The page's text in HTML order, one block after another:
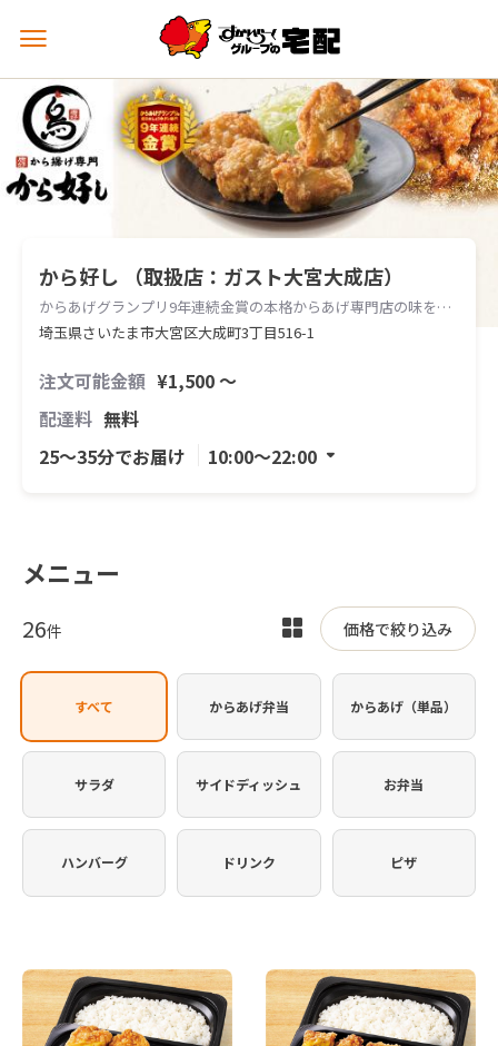
メ
ュ
ー
を
開
く
から好し （取扱店：ガスト大宮大成店）
からあげグランプリ9年連続金賞の本格からあげ専門店の味をお届けします。
埼玉県さいたま市大宮区大成町3丁目516-1
注文可能金額 ¥1,500 〜
配達料 無料
25〜35分でお届け
10:00〜22:00
メニュー
26件
表
を
り
価格で絞り込み
すべて からあげ弁当 からあげ（単品）
サラダ サイドディッシュ お弁当
ハンバーグ ドリンク ピザ